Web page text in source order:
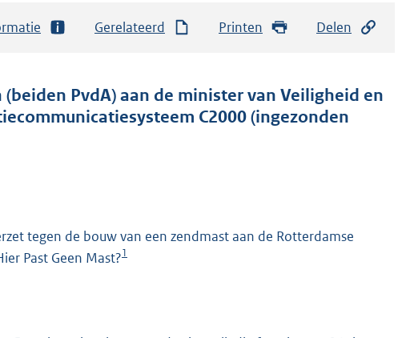
Gerelateerd Printen Delen
PvdA) aan de minister van Veiligheid en
C2000 (ingezonden
tegen de bouw van een zendmast aan de Rotterdamse
Past Geen Mast?1